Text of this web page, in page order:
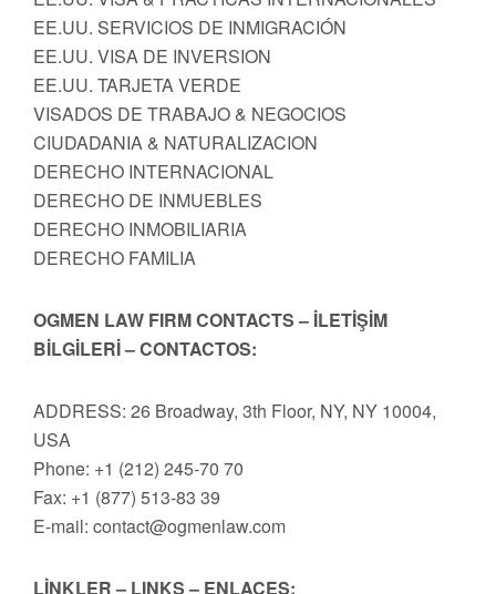
EE.UU. SERVICIOS DE INMIGRACIÓN
EE.UU. VISA DE INVERSION
EE.UU. TARJETA VERDE
VISADOS DE TRABAJO & NEGOCIOS
CIUDADANIA & NATURALIZACION
DERECHO INTERNACIONAL
DERECHO DE INMUEBLES
DERECHO INMOBILIARIA
DERECHO FAMILIA
OGMEN LAW FIRM CONTACTS – İLETİŞİM
BİLGİLERİ – CONTACTOS:
ADDRESS: 26 Broadway, 3th Floor, NY, NY 10004,
USA
Phone: +1 (212) 245-70 70
Fax: +1 (877) 513-83 39
E-mail: contact@ogmenlaw.com
LİNKLER – LINKS – ENLACES: